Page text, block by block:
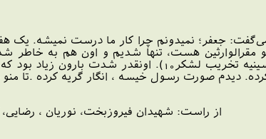
می‌گفت: جعفر؛ نمیدونم چرا کار ما درست نمیشه.
بچه های تخریب لشکر 10 تو مقرالوارثین هست، تنها شدیم و
می‌رفتم به سمت حسینیه الوارثین(حسینیه تخریب
دیدم صورت رسول خیسه ، انگار گریه کرده .تا منو
از راست: شهیدان فیروزبخت، نوریان ، رضایی،